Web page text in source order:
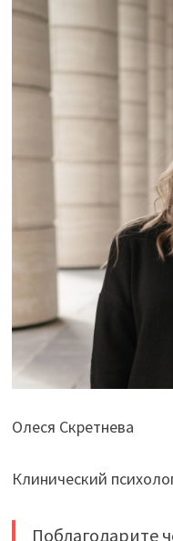
Олеся Скретнева
Клинический
Поблагодарите